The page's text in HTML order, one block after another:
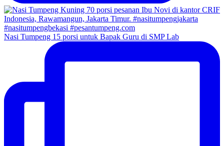
Nasi Tumpeng 15 porsi untuk Bapak Guru di SMP Lab